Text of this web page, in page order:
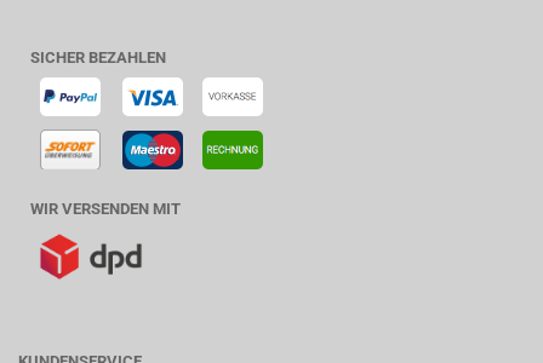
SICHER BEZAHLEN
WIR VERSENDEN MIT